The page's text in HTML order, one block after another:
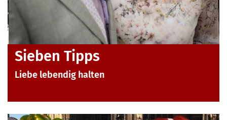
Sieben Tipps
Liebe lebendig halten